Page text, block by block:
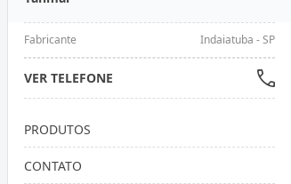
Fabricante Indaiatuba - SP
VER TELEFONE
PRODUTOS
CONTATO